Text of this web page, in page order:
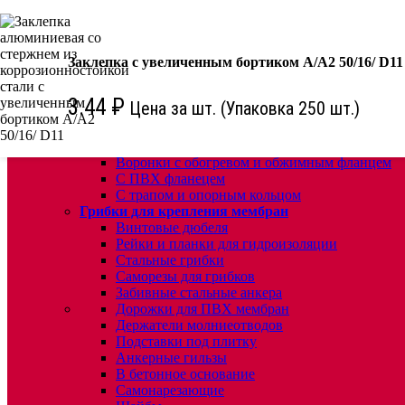
КРЕПЕЖ:
Для кровли
Водосточные воронки
Ремонтные кровельные воронки
Кровельные воронки с листвоуловителем
Воронки с обогревом и обжимным фланцем
С ПВХ фланецем
С трапом и опорным кольцом
Грибки для крепления мембран
Винтовые дюбеля
Рейки и планки для гидроизоляции
Стальные грибки
Саморезы для грибков
Забивные стальные анкера
Дорожки для ПВХ мембран
Держатели молниеотводов
Подставки под плитку
Анкерные гильзы
В бетонное основание
Самонарезающие
Заклепка с увеличенным бортиком А/А2 50/16/ D11
3.44 ₽ Цена за шт. (Упаковка 250 шт.)